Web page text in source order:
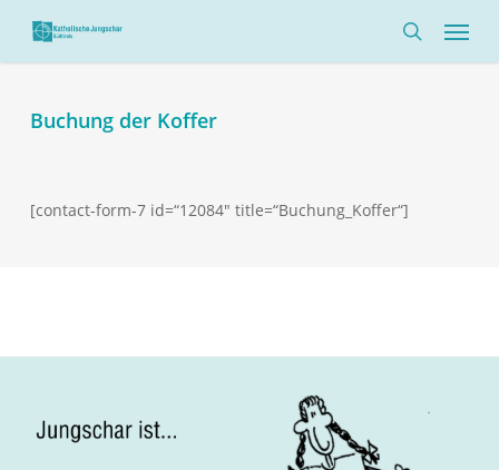
main
Menü
Buchung der Koffer
[contact-form-7 id=“12084″ title=“Buchung_Koffer“]